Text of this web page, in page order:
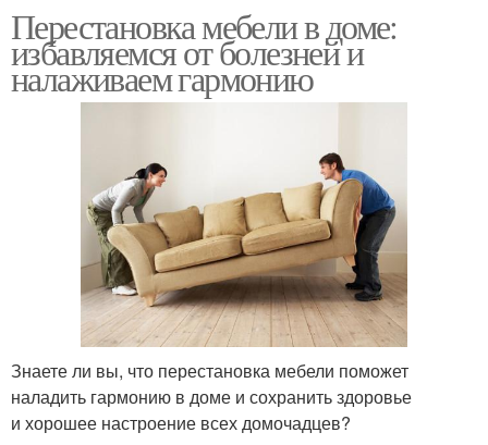
Перестановка мебели в доме:
избавляемся от болезней и
налаживаем гармонию
Знаете ли вы, что перестановка мебели поможет
наладить гармонию в доме и сохранить здоровье
и хорошее настроение всех домочадцев?